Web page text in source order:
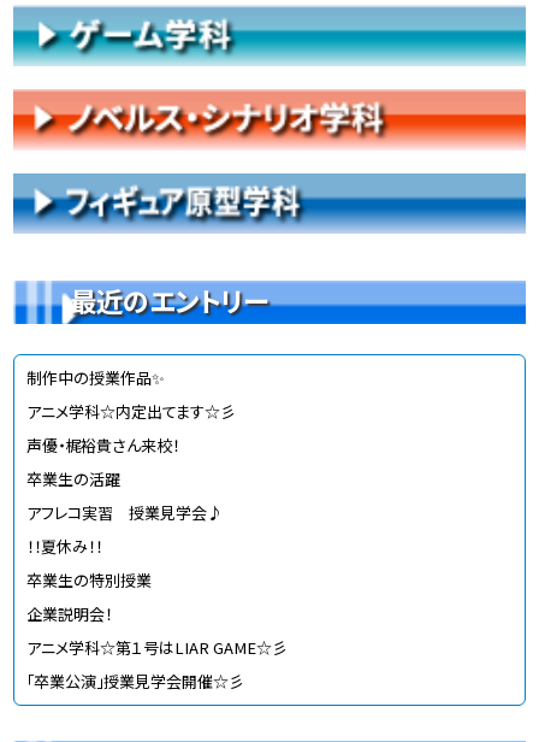
最近のエントリー
制作中の授業作品✨
アニメ学科☆内定出てます☆彡
声優・梶裕貴さん来校！
卒業生の活躍
アフレコ実習 授業見学会♪
！！夏休み！！
卒業生の特別授業
企業説明会！
アニメ学科☆第１号はLIAR GAME☆彡
「卒業公演」授業見学会開催☆彡